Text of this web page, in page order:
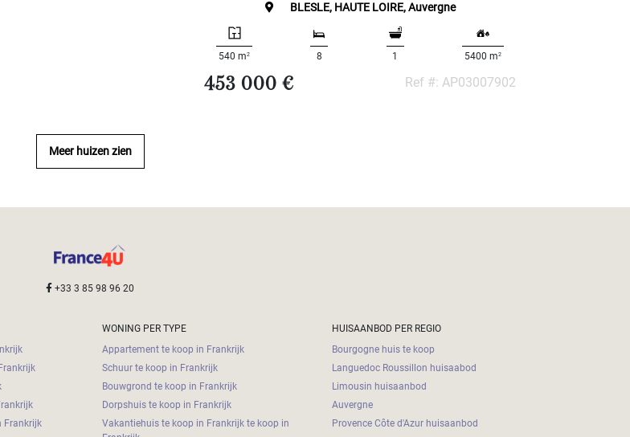
BLESLE, HAUTE LOIRE, Auvergne
540 m2 8 1 5400 m2
453 000 € Ref #: AP03007902
Meer huizen zien
+33 3 85 98 96 20
Frankrijk
WONING PER TYPE
Appartement te koop in Frankrijk
Schuur te koop in Frankrijk
Bouwgrond te koop in Frankrijk
Dorpshuis te koop in Frankrijk
Vakantiehuis te koop in Frankrijk te koop in
HUISAANBOD PER REGIO
Bourgogne huis te koop
Languedoc Roussillon huisaabod
Limousin huisaanbod
Auvergne
Provence Côte d'Azur huisaanbod